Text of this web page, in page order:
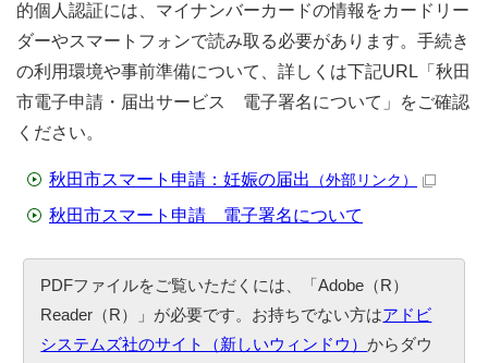
的個人認証には、マイナンバーカードの情報をカードリー
ダーやスマートフォンで読み取る必要があります。手続き
の利用環境や事前準備について、詳しくは下記URL「秋田
市電子申請・届出サービス 電子署名について」をご確認
ください。
秋田市スマート申請：妊娠の届出 （外部リンク）
秋田市スマート申請 電子署名について
PDFファイルをご覧いただくには、「Adobe（R）
Reader（R）」が必要です。お持ちでない方はアドビ
システムズ社のサイト（新しいウィンドウ）からダウ